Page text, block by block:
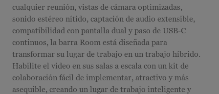
cualquier reunión, vistas de cámara optimizadas,
sonido estéreo nítido, captación de audio extensible,
compatibilidad con pantalla dual y paso de USB-C
continuos, la barra Room está diseñada para
transformar su lugar de trabajo en un trabajo híbrido.
Habilite el video en sus salas a escala con un kit de
colaboración fácil de implementar, atractivo y más
asequible, creando un lugar de trabajo inteligente y